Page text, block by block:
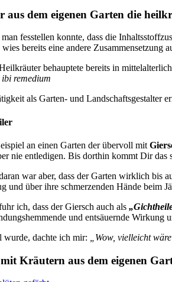
dem eigenen Garten die
fesstellen konnte, dass die
bereits eine andere
behauptete bereits in
remedium
als Garten- und Landschaftsgestalter
an einen Garten der übervoll mit
nie entledigen. Bis dorthin kommt Dir das
war aber, dass der Garten wirklich bis
und über ihre schmerzenden Hände beim
ich, dass der Giersch auch als
und entsäuernde Wirkung
wurde, dachte ich mir:
„Wow, vielleicht
Kräutern aus dem eigenen